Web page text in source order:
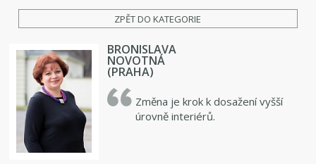
ZPĚT DO KATEGORIE
BRONISLAVA
NOVOTNÁ
(PRAHA)
Změna je krok k dosažení vyšší
úrovně interiérů.